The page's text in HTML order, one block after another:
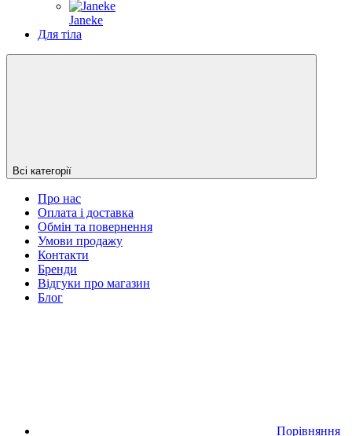
Janeke
Для тіла
Всі категорії
Про нас
Оплата і доставка
Обмін та повернення
Умови продажу
Контакти
Бренди
Відгуки про магазин
Блог
Порівняння